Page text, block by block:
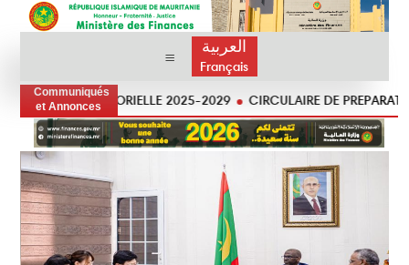
العربية
Français
Communiqués
et Annonces
SECTORIELLE 2025-2029 CIRCULAIRE DE PREPARATION